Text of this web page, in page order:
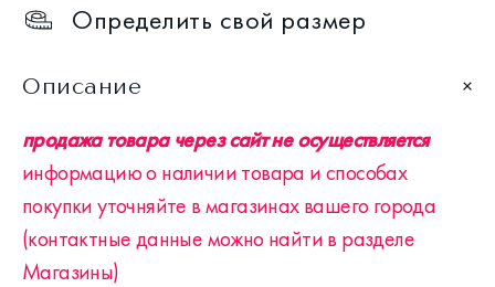
Определить свой размер
Описание
продажа товара через сайт не осуществляется
информацию о наличии товара и способах
покупки уточняйте в магазинах вашего города
(контактные данные можно найти в разделе
Магазины)